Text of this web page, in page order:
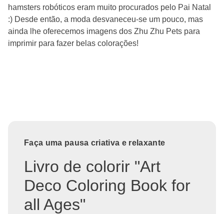
hamsters robóticos eram muito procurados pelo Pai Natal
:) Desde então, a moda desvaneceu-se um pouco, mas
ainda lhe oferecemos imagens dos Zhu Zhu Pets para
imprimir para fazer belas colorações!
Faça uma pausa criativa e relaxante
Livro de colorir "Art
Deco Coloring Book for
all Ages"